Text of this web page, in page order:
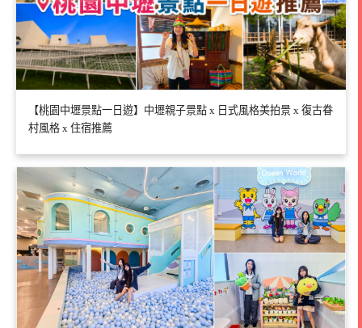
【桃園中壢景點一日遊】中壢親子景點 x 日式風格美拍景 x 復古眷
村風格 x 住宿推薦